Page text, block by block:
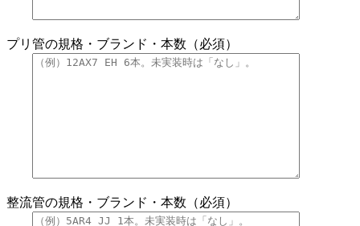
プリ管の規格・ブランド・本数（必須）
整流管の規格・ブランド・本数（必須）